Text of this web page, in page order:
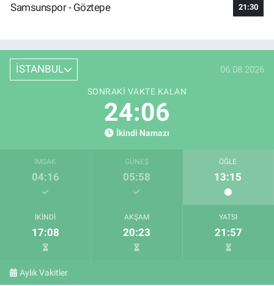
Samsunspor - Göztepe
21:30
İSTANBUL 06.08.2026
SONRAKI VAKTE KALAN
24:05
İkindi Namazı
İMSAK
04:16
GÜNEŞ
05:58
ÖĞLE
13:15
İKINDI
17:08
AKŞAM
20:23
YATSI
21:57
Aylık Vakitler